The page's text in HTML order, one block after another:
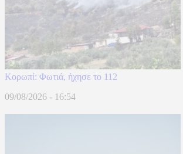
Κορωπί: Φωτιά, ήχησε το 112
09/08/2026 - 16:54